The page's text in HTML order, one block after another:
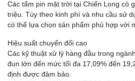
Các tấm pin mặt trời tại Chiến Long có
triệu. Tùy theo kinh phí và nhu cầu sử
có thể lựa chọn sản phẩm phù hợp với
Hiệu suất chuyển đổi cao
Các kỹ thuật xử lý hàng đầu trong
đun lớn đến mức tối đa 17,09% đến
định được đảm bảo.